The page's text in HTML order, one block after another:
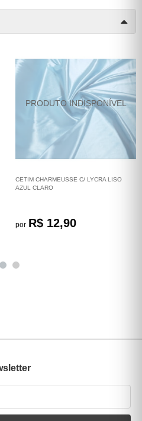
CETIM CHARMEUSSE C/ LYCRA LISO
AZUL CLARO
por R$ 12,90